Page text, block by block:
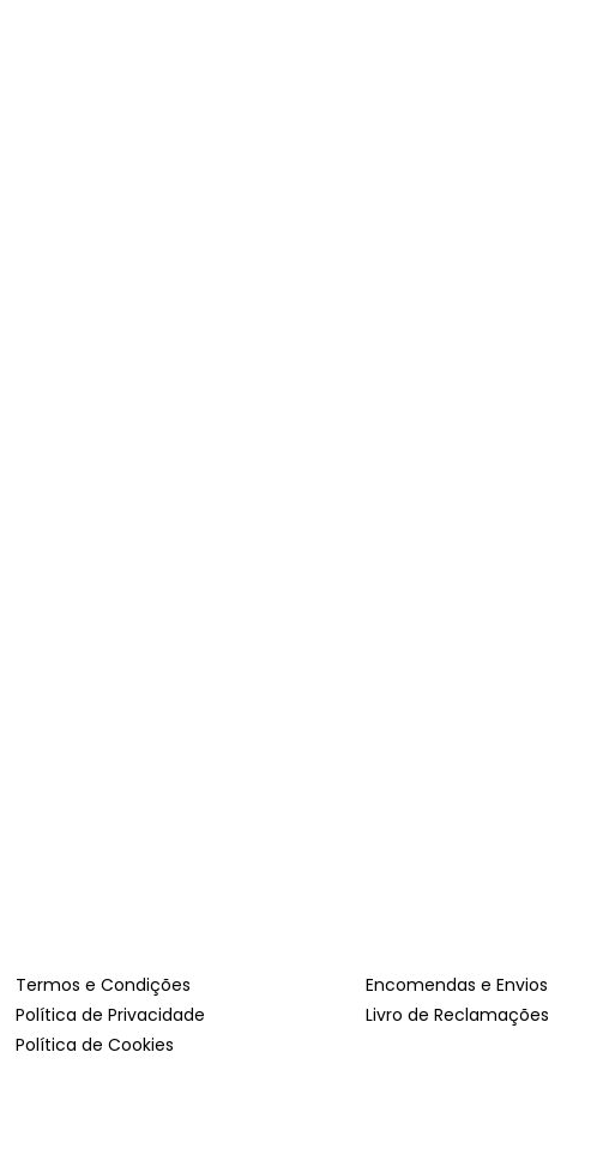
Termos e Condições
Política de Privacidade
Política de Cookies
Encomendas e Envios
Livro de Reclamações